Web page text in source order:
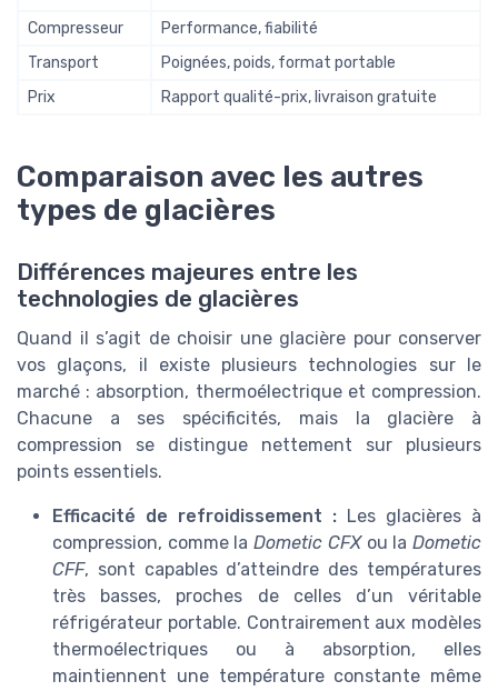
Compresseur
Performance, fiabilité
Transport
Poignées, poids, format portable
Prix
Rapport qualité-prix, livraison gratuite
Comparaison avec les autres
types de glacières
Différences majeures entre les
technologies de glacières
Quand il s’agit de choisir une glacière pour conserver
vos glaçons, il existe plusieurs technologies sur le
marché : absorption, thermoélectrique et compression.
Chacune a ses spécificités, mais la glacière à
compression se distingue nettement sur plusieurs
points essentiels.
Efficacité de refroidissement : Les glacières à
compression, comme laDometic CFXou laDometic
CFF, sont capables d’atteindre des températures
très basses, proches de celles d’un véritable
réfrigérateur portable. Contrairement aux modèles
thermoélectriques ou à absorption, elles
maintiennent une température constante même